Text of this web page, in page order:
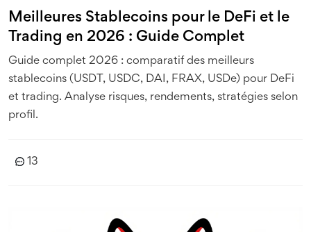
Meilleures Stablecoins pour le DeFi et le
Trading en 2026 : Guide Complet
Guide complet 2026 : comparatif des meilleurs
stablecoins (USDT, USDC, DAI, FRAX, USDe) pour DeFi
et trading. Analyse risques, rendements, stratégies selon
profil.
13